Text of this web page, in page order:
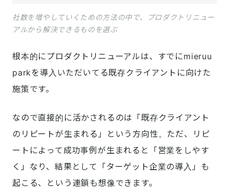
社数を増やしていくための方法の中で、プロダクトリニュー
アルから解決できるものを選ぶ
根本的にプロダクトリニューアルは、すでにmieruu
parkを導入いただいてる既存クライアントに向けた
施策です。
なので直接的に活かされるのは「既存クライアント
のリピートが生まれる」という方向性。ただ、リピ
ートによって成功事例が生まれると「営業をしやす
く」なり、結果として「ターゲット企業の導入」も
起こる、という連鎖も想像できます。